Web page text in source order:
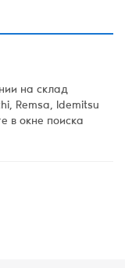
на склад
Remsa, Idemitsu
в окне поиска